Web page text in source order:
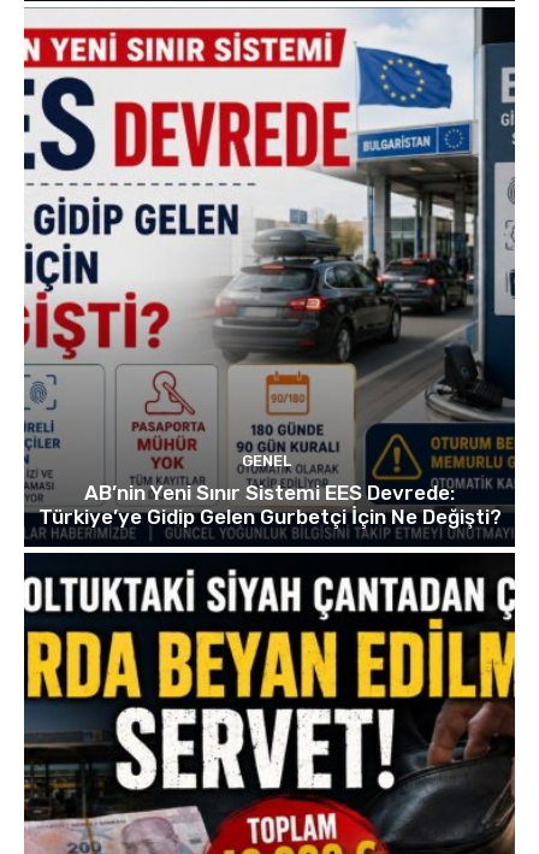
GENEL
AB’nin Yeni Sınır Sistemi EES Devrede:
Türkiye’ye Gidip Gelen Gurbetçi İçin Ne Değişti?